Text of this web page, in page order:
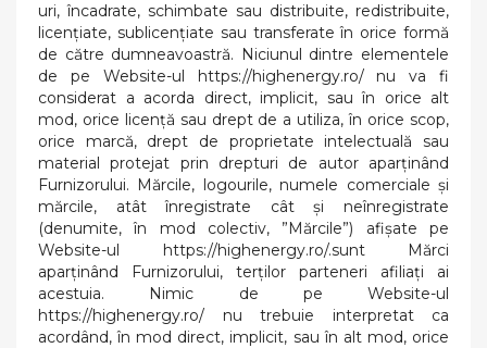
uri, încadrate, schimbate sau distribuite, redistribuite,
licențiate, sublicențiate sau transferate în orice formă
de către dumneavoastră. Niciunul dintre elementele
de pe Website-ul https://highenergy.ro/ nu va fi
considerat a acorda direct, implicit, sau în orice alt
mod, orice licență sau drept de a utiliza, în orice scop,
orice marcă, drept de proprietate intelectuală sau
material protejat prin drepturi de autor aparținând
Furnizorului. Mărcile, logourile, numele comerciale și
mărcile, atât înregistrate cât și neînregistrate
(denumite, în mod colectiv, ”Mărcile”) afișate pe
Website-ul https://highenergy.ro/.sunt Mărci
aparținând Furnizorului, terților parteneri afiliați ai
acestuia. Nimic de pe Website-ul
https://highenergy.ro/ nu trebuie interpretat ca
acordând, în mod direct, implicit, sau în alt mod, orice